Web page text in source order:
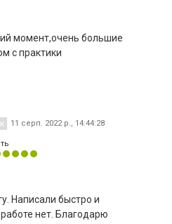
момент,очень большие
с практики
11 серп. 2022 р., 14:44:28
Написали быстро и
нет. Благодарю